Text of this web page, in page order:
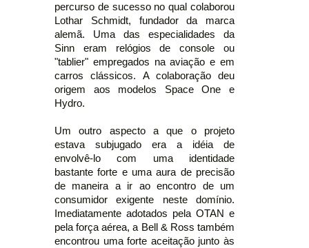
percurso de sucesso no qual colaborou
Lothar Schmidt, fundador da marca
alemã. Uma das especialidades da
Sinn eram relógios de console ou
"tablier" empregados na aviação e em
carros clássicos. A colaboração deu
origem aos modelos Space One e
Hydro.
Um outro aspecto a que o projeto
estava subjugado era a idéia de
envolvê-lo com uma identidade
bastante forte e uma aura de precisão
de maneira a ir ao encontro de um
consumidor exigente neste domínio.
Imediatamente adotados pela OTAN e
pela força aérea, a Bell & Ross também
encontrou uma forte aceitação junto às